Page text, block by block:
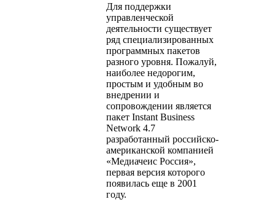
Для поддержки
управленческой
деятельности существует
ряд специализированных
программных пакетов
разного уровня. Пожалуй,
наиболее недорогим,
простым и удобным во
внедрении и
сопровождении является
пакет Instant Business
Network 4.7
разработанный российско-
американской компанией
«Медиачеис Россия»,
первая версия которого
появилась еще в 2001
году.